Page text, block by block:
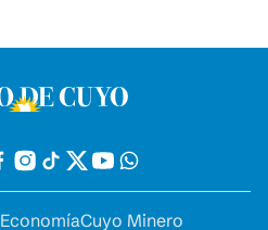
EconomíaCuyo Minero